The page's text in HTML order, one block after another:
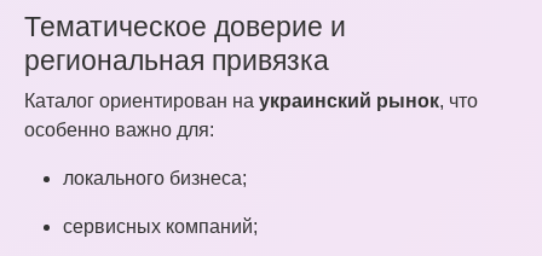
Тематическое доверие и
региональная привязка
Каталог ориентирован на украинский рынок, что
особенно важно для:
локального бизнеса;
сервисных компаний;